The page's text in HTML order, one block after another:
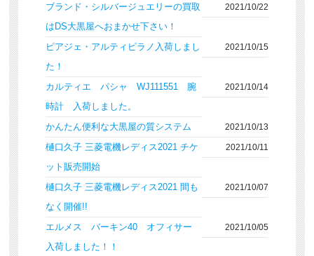
ブランド・シルバージュエリーの買取
はDS大黒屋へおまかせ下さい！
2021/10/22
ピアジェ・アルティピラノ入荷しまし
た！
2021/10/15
カルティエ パシャ WJ111551 腕
時計 入荷しました。
2021/10/14
かんたん便利な大黒屋の質システム 2021/10/13
樋口久子 三菱電機レディス2021 チケ
ット販売開始
2021/10/11
樋口久子 三菱電機レディス2021 間も
なく開催!!
2021/10/07
エルメス バーキン40 オフィサー
入荷しました！！
2021/10/05